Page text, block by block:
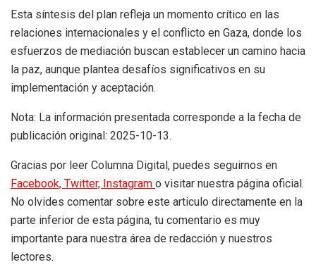
Esta síntesis del plan refleja un momento crítico en las
relaciones internacionales y el conflicto en Gaza, donde los
esfuerzos de mediación buscan establecer un camino hacia
la paz, aunque plantea desafíos significativos en su
implementación y aceptación.
Nota: La información presentada corresponde a la fecha de
publicación original: 2025-10-13.
Gracias por leer Columna Digital, puedes seguirnos en
Facebook, Twitter, Instagram o visitar nuestra página oficial.
No olvides comentar sobre este articulo directamente en la
parte inferior de esta página, tu comentario es muy
importante para nuestra área de redacción y nuestros
lectores.